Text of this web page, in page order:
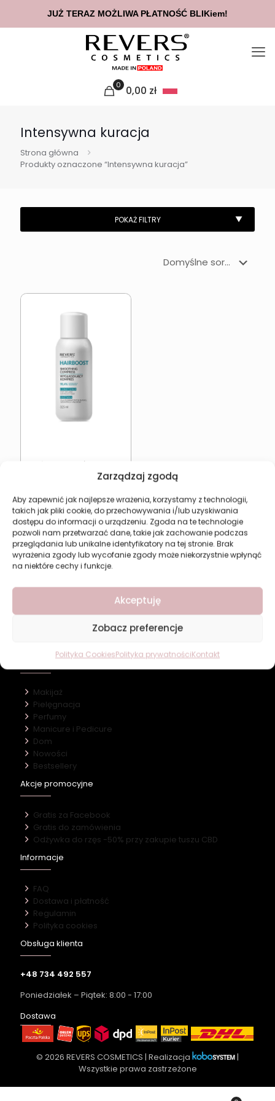
Zarządzaj zgodą
Aby zapewnić jak najlepsze wrażenia, korzystamy z technologii,
takich jak pliki cookie, do przechowywania i/lub uzyskiwania
dostępu do informacji o urządzeniu. Zgoda na te technologie
pozwoli nam przetwarzać dane, takie jak zachowanie podczas
przeglądania lub unikalne identyfikatory na tej stronie. Brak
wyrażenia zgody lub wycofanie zgody może niekorzystnie wpłynąć
na niektóre cechy i funkcje.
Akceptuję
Zobacz preferencje
Polityka CookiesPolityka prywatnościKontakt
0 0,00 zł
Intensywna kuracja
Strona główna
Produkty oznaczone “Intensywna kuracja”
Odżywka wygładzająca
Revers HAIRBOOST Do
14,94zł
Dodaj do koszyka
Revers Cosmetics
O firmie
Kategorie
Makijaż
Pielęgnacja
Perfumy
Manicure i Pedicure
Dom
Nowości
Bestsellery
Akcje promocyjne
Gratis za Facebook
Gratis do zamówienia
Odżywka do rzęs -50% przy zakupie tuszu CBD
Informacje
FAQ
Dostawa i płatność
Regulamin
Polityka cookies
Obsługa klienta
+48 734 492 557
Poniedziałek – Piątek: 8:00 - 17:00
Dostawa
© 2026 REVERS COSMETICS | Realizacja
|
Wszystkie prawa zastrzeżone
JUŻ TERAZ MOŻLIWA PŁATNOŚĆ BLIKiem!